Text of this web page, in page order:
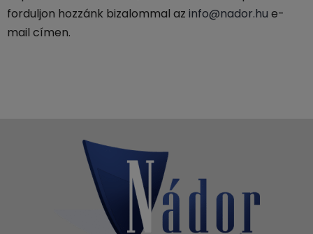
forduljon hozzánk bizalommal az info@nador.hu e-
mail címen.